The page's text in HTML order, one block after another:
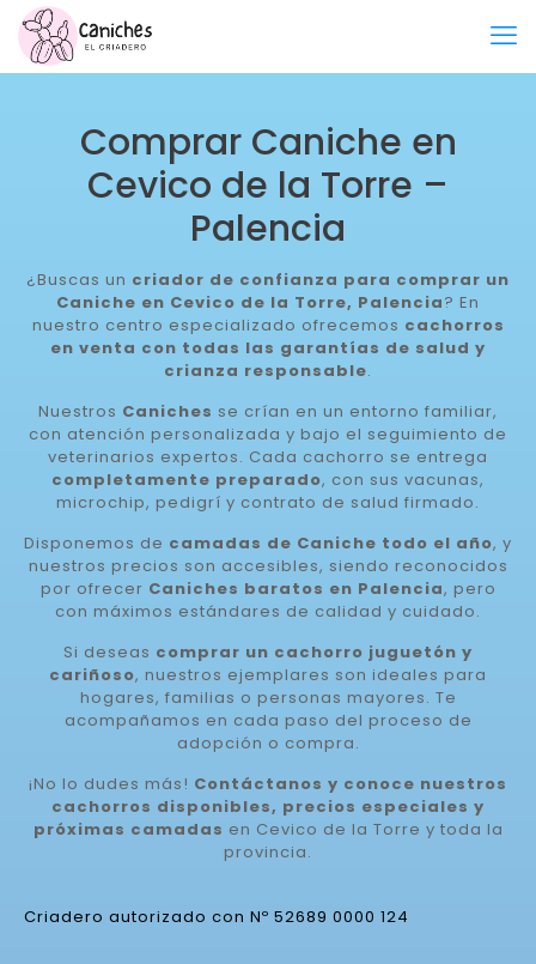
Comprar Caniche en
Cevico de la Torre –
Palencia
¿Buscas un criador de confianza para comprar un
Caniche en Cevico de la Torre, Palencia? En
nuestro centro especializado ofrecemos cachorros
en venta con todas las garantías de salud y
crianza responsable.
Nuestros Caniches se crían en un entorno familiar,
con atención personalizada y bajo el seguimiento de
veterinarios expertos. Cada cachorro se entrega
completamente preparado, con sus vacunas,
microchip, pedigrí y contrato de salud firmado.
Disponemos de camadas de Caniche todo el año, y
nuestros precios son accesibles, siendo reconocidos
por ofrecer Caniches baratos en Palencia, pero
con máximos estándares de calidad y cuidado.
Si deseas comprar un cachorro juguetón y
cariñoso, nuestros ejemplares son ideales para
hogares, familias o personas mayores. Te
acompañamos en cada paso del proceso de
adopción o compra.
¡No lo dudes más! Contáctanos y conoce nuestros
cachorros disponibles, precios especiales y
próximas camadas en Cevico de la Torre y toda la
provincia.
Criadero autorizado con Nº 52689 0000 124